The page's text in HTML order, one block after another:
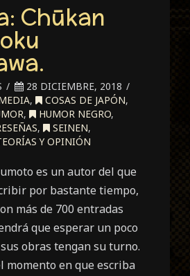
Chūkan
28 DICIEMBRE, 2018
, COSAS DE JAPÓN,
, HUMOR NEGRO,
, SEINEN,
Y OPINIÓN
es un autor del que
por bastante tiempo,
más de 700 entradas
que esperar un poco
obras tengan su turno.
momento en que escriba